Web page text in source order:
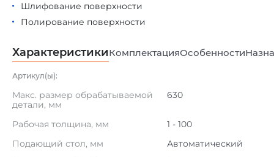
Шлифование поверхности
Полирование поверхности
ХарактеристикиКомплектацияОсобенности
Артикул(ы):
Макс. размер обрабатываемой
детали, мм
630
Рабочая толщина, мм
1 - 100
Подающий стол, мм
Автоматический